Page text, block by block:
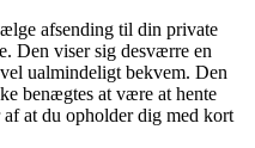
afsending til din private
Den viser sig desværre en
ualmindeligt bekvem. Den
benægtes at være at hente
at du opholder dig med kort